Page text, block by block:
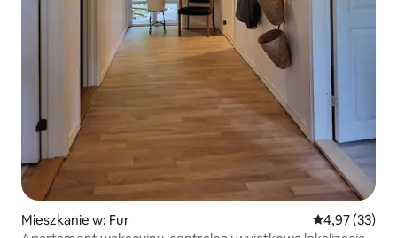
Mieszkanie w: Fur Średnia
4,97 (33)